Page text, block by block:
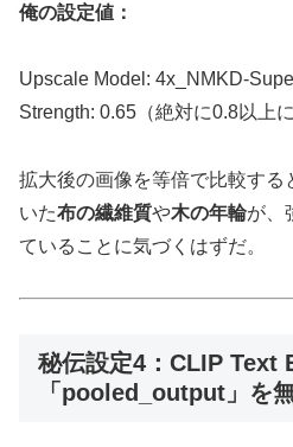
俺の設定値：
Upscale Model: 4x_NMKD-
Strength: 0.65（絶対に0.8以上に
拡大後の画像を等倍で比較する
いた布の繊維質や木の年輪が、
ていることに気づくはずだ。
秘伝設定4：CLIP Text
「pooled_output」を